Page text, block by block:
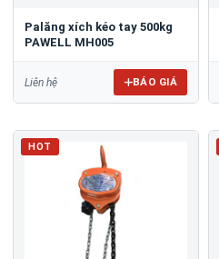
Palăng xích kéo tay 500kg
PAWELL MH005
Liên hệ BÁO GIÁ
HOT